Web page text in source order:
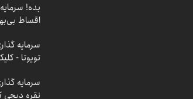
بده!
اقساط
سرمایه
تویوتا -
سرمایه
نقره دیجی